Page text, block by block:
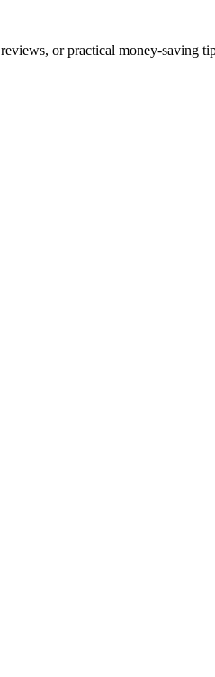
or practical money-saving